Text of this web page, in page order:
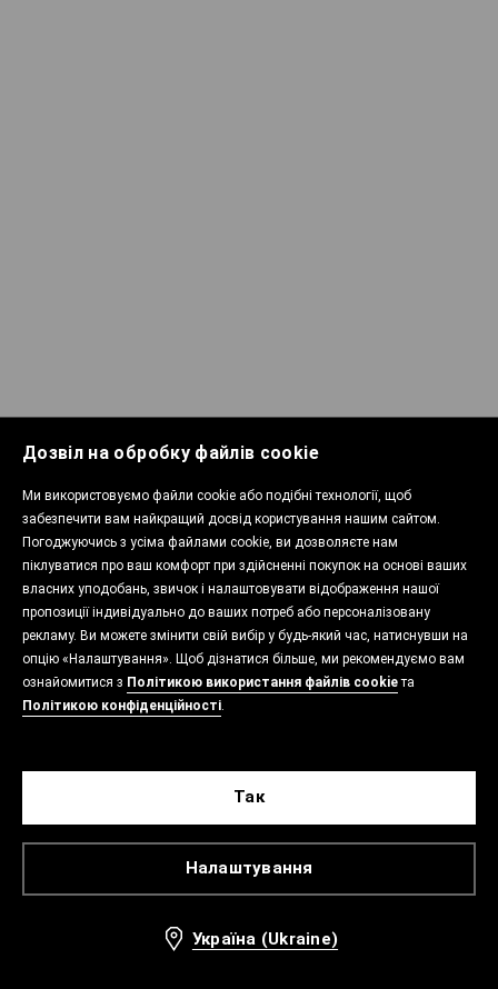
Дозвіл на обробку файлів cookie
Ми використовуємо файли cookie або подібні технології, щоб
забезпечити вам найкращий досвід користування нашим сайтом.
Погоджуючись з усіма файлами cookie, ви дозволяєте нам
піклуватися про ваш комфорт при здійсненні покупок на основі ваших
власних уподобань, звичок і налаштовувати відображення нашої
пропозиції індивідуально до ваших потреб або персоналізовану
рекламу. Ви можете змінити свій вибір у будь-який час, натиснувши на
опцію «Налаштування». Щоб дізнатися більше, ми рекомендуємо вам
ознайомитися з Політикою використання файлів cookieта
Політикою конфіденційності.
Налаштування
Так
Україна (Ukraine)